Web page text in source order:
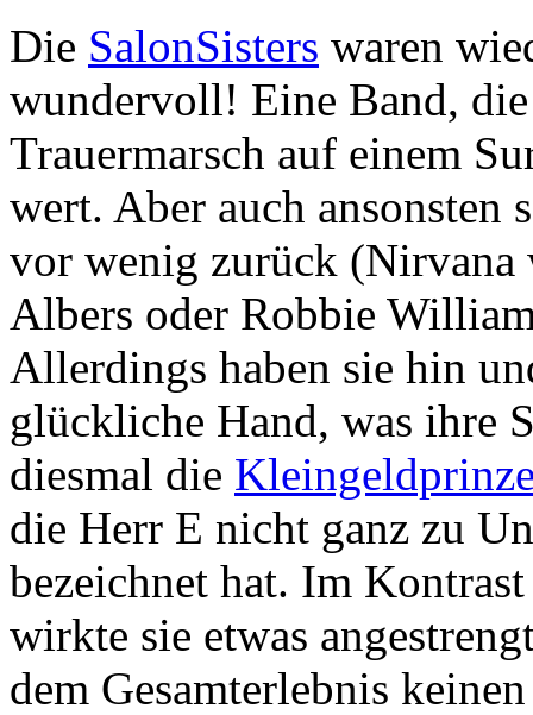
Die SalonSisters waren
wundervoll! Eine Band,
Trauermarsch auf einem
wert. Aber auch ansonsten
vor wenig zurück (Nirvana
Albers oder Robbie
Allerdings haben sie hin
glückliche Hand, was ihre
diesmal die
die Herr E nicht ganz zu
bezeichnet hat. Im
wirkte sie etwas
dem Gesamterlebnis